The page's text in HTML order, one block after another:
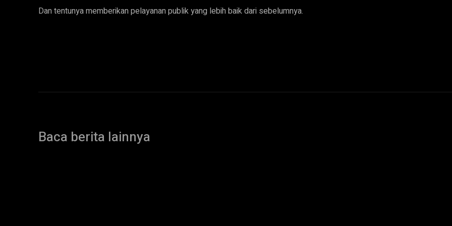
Dan tentunya memberikan pelayanan publik yang lebih baik dari sebelumnya.
Baca berita lainnya